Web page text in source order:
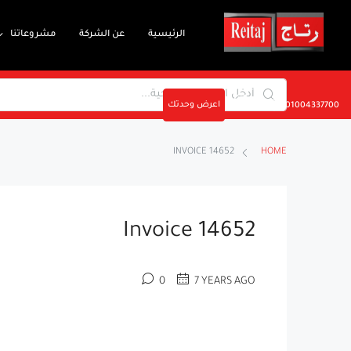
الرئيسية عن الشركة مشروعاتنا
01004337700 اعرض وحدتك
HOME
INVOICE 14652
Invoice 14652
7 YEARS AGO
0